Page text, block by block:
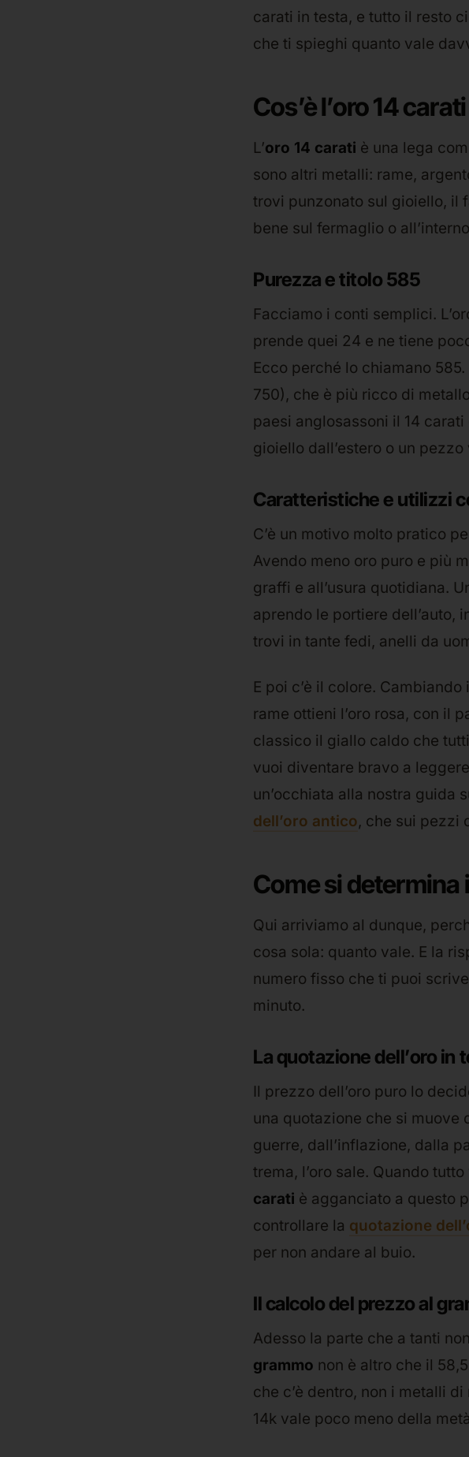
carati in testa, e tutto il resto
che ti spieghi quanto vale
Cos’è l’oro 14
L’oro 14 carati è una lega
sono altri metalli: rame,
trovi punzonato sul gioiello, il
bene sul fermaglio o
Purezza e titolo 585
Facciamo i conti semplici.
prende quei 24 e ne tiene
Ecco perché lo chiamano
750), che è più ricco di
paesi anglosassoni il 14
gioiello dall’estero o un
Caratteristiche e utilizzi
C’è un motivo molto pratico
Avendo meno oro puro e più
graffi e all’usura quotidiana.
aprendo le portiere dell’auto,
trovi in tante fedi, anelli da
E poi c’è il colore.
rame ottieni l’oro rosa, con il
classico il giallo caldo che
vuoi diventare bravo a
un’occhiata alla nostra guida
dell’oro antico, che sui pezzi
Come si determina
Qui arriviamo al dunque,
cosa sola: quanto vale. E la
numero fisso che ti puoi
minuto.
La quotazione dell’oro in
Il prezzo dell’oro puro lo
una quotazione che si muove
guerre, dall’inflazione, dalla
trema, l’oro sale. Quando
carati è agganciato a questo
controllare la quotazione
per non andare al buio.
Il calcolo del prezzo al
Adesso la parte che a tanti
grammo non è altro che il
che c’è dentro, non i metalli
14k vale poco meno della